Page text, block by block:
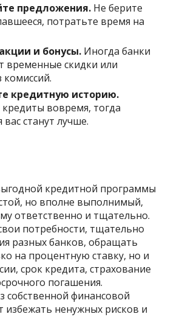
предложения. Не берите
потратьте время на
и бонусы. Иногда банки
временные скидки или
комиссий.
кредитную историю.
вовремя, тогда
вас станут лучше.
кредитной программы
но вполне выполнимый,
ответственно и тщательно.
потребности, тщательно
разных банков, обращать
на процентную ставку, но и
срок кредита, страхование
погашения.
собственной финансовой
избежать ненужных рисков и